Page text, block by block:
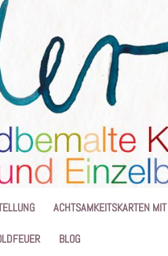
KREATIVE BEGLEITUNG
ACHTSAMKEITSKARTEN
BLOG